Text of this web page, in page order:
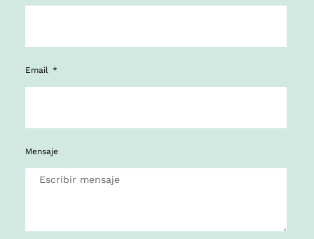
Email
Mensaje